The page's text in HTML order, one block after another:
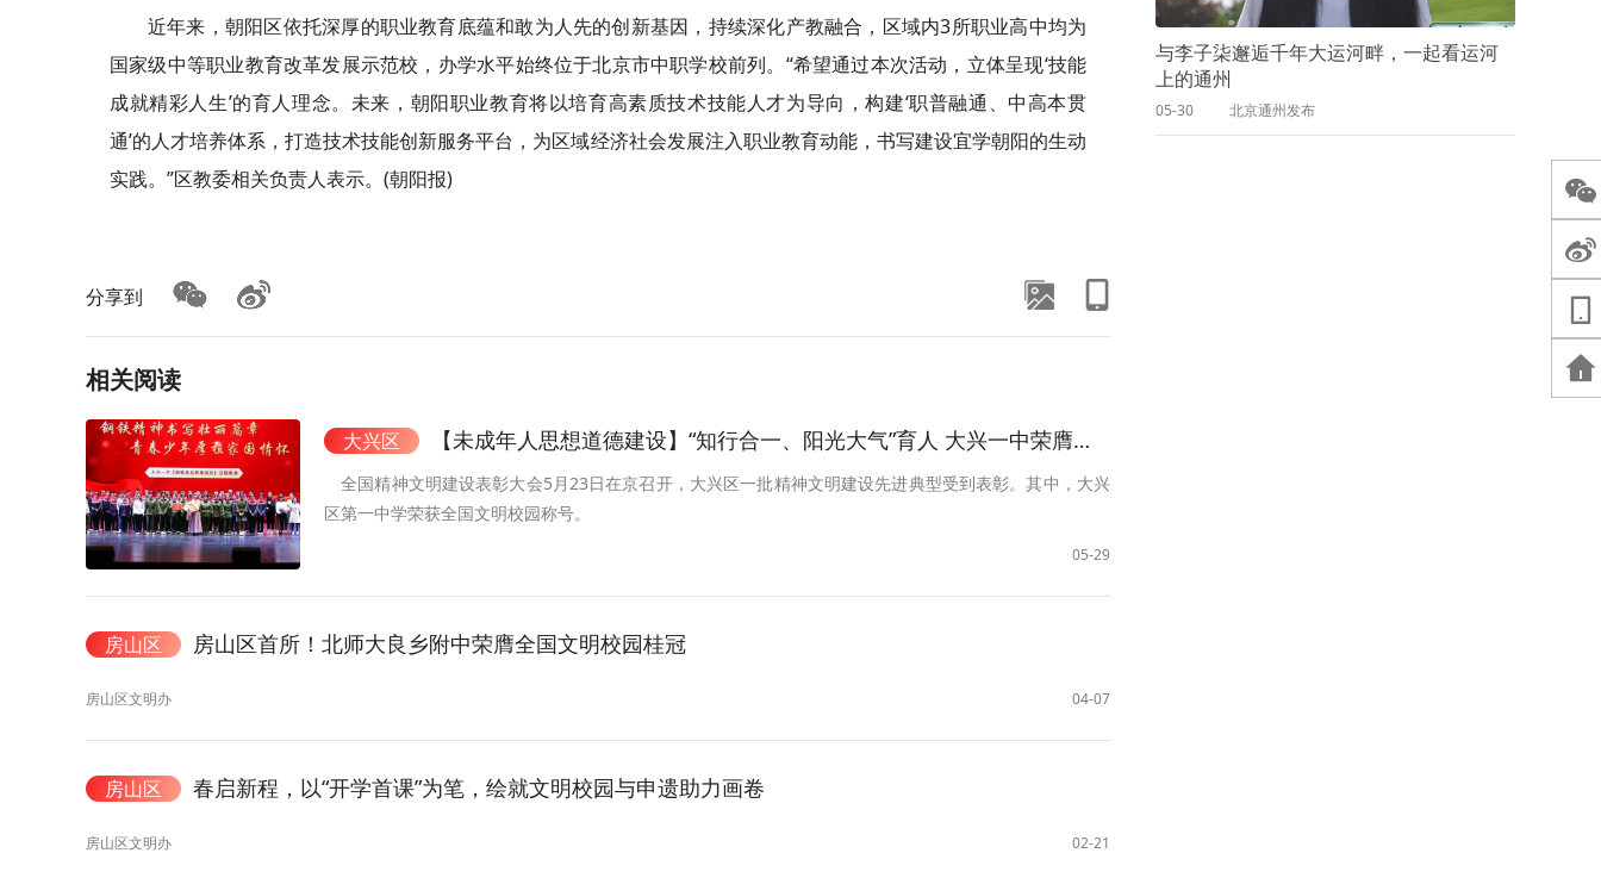
近年来，朝阳区依托深厚的职业教育底蕴和敢为人先的创新基因，持续深化产教融合，区域内3所职业高中均为
国家级中等职业教育改革发展示范校，办学水平始终位于北京市中职学校前列。“希望通过本次活动，立体呈现‘技能
成就精彩人生’的育人理念。未来，朝阳职业教育将以培育高素质技术技能人才为导向，构建‘职普融通、中高本贯
通’的人才培养体系，打造技术技能创新服务平台，为区域经济社会发展注入职业教育动能，书写建设宜学朝阳的生动
实践。”区教委相关负责人表示。(朝阳报)
分享到
相关阅读
大兴区 【未成年人思想道德建设】“知行合一、阳光大气”育人 大兴一中荣膺全国文明校园
全国精神文明建设表彰大会5月23日在京召开，大兴区一批精神文明建设先进典型受到表彰。其中，大兴
区第一中学荣获全国文明校园称号。
05-29
房山区 房山区首所！北师大良乡附中荣膺全国文明校园桂冠
房山区文明办 04-07
房山区 春启新程，以“开学首课”为笔，绘就文明校园与申遗助力画卷
房山区文明办 02-21
与李子柒邂逅千年大运河畔，一起看运河
上的通州
05-30 北京通州发布